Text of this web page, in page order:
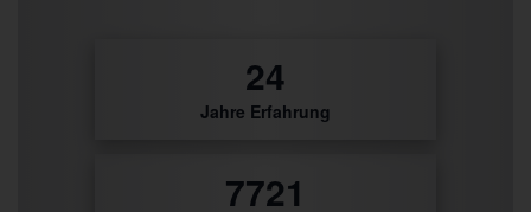
27
Jahre Erfahrung
8627